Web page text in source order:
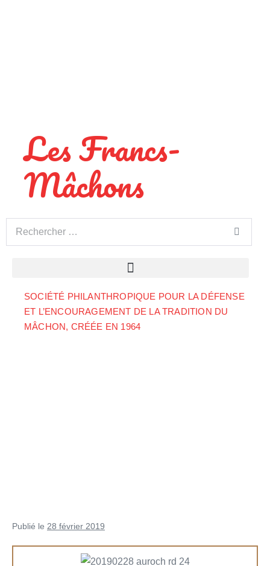
Les Francs-
Mâchons
SOCIÉTÉ PHILANTHROPIQUE POUR LA DÉFENSE
ET L’ENCOURAGEMENT DE LA TRADITION DU
MÂCHON, CRÉÉE EN 1964
Publié le 28 février 2019